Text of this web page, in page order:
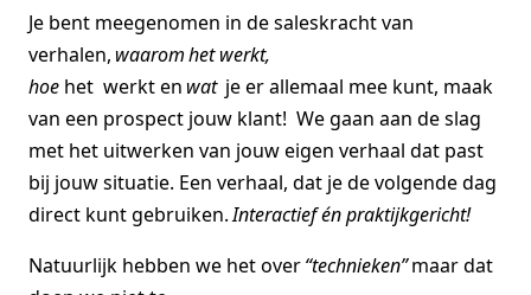
Je bent meegenomen in de saleskracht van
verhalen, waarom het werkt,
hoe het werkt en wat jeer allemaal mee kunt, maak
van een prospect jouw klant! We gaan aan de slag
met het uitwerken van jouw eigen verhaal dat past
bij jouw situatie. Een verhaal, dat je de volgende dag
direct kunt gebruiken.Interactief én praktijkgericht!
Natuurlijk hebben we het over“technieken”maar dat